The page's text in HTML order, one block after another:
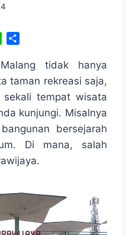
n
e
a
r
tidak hanya
taman rekreasi saja,
tempat wisata
kunjungi. Misalnya
bersejarah
Di mana, salah